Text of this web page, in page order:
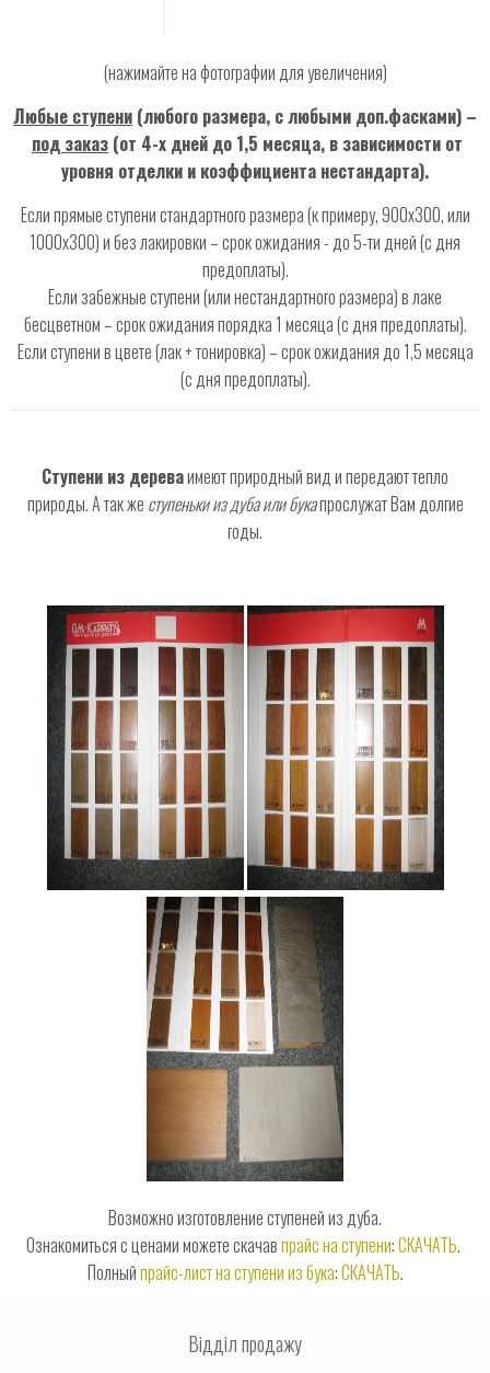
(нажимайте на фотографии для увеличения)
Любые ступени (любого размера, с любыми доп.фасками) –
под заказ (от 4-х дней до 1,5 месяца, в зависимости от
уровня отделки и коэффициента нестандарта).
Если прямые ступени стандартного размера (к примеру, 900х300, или
1000х300) и без лакировки – срок ожидания - до 5-ти дней (с дня
предоплаты).
Если забежные ступени (или нестандартного размера) в лаке
бесцветном – срок ожидания порядка 1 месяца (с дня предоплаты).
Если ступени в цвете (лак + тонировка) – срок ожидания до 1,5 месяца
(с дня предоплаты).
Ступени из дереваимеют природный вид и передают тепло
природы. А так же ступеньки из дуба или букапрослужат Вам долгие
годы.
Возможно изготовление ступеней из дуба.
Ознакомиться с ценами можете скачавпрайс на ступени:СКАЧАТЬ.
Полныйпрайс-лист на ступени из бука:СКАЧАТЬ.
Відділ продажу